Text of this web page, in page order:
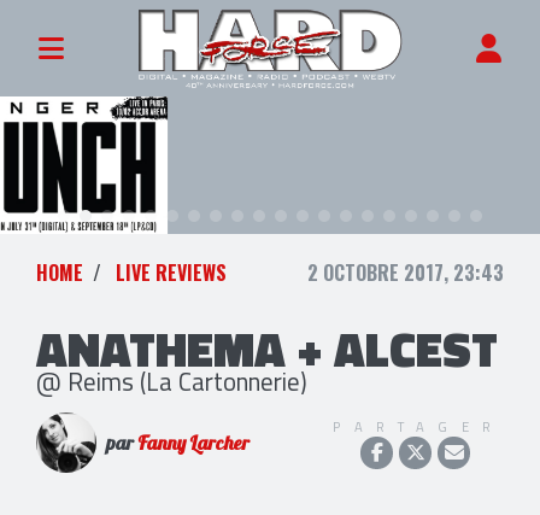
HOME LIVE REVIEWS 2 OCTOBRE 2017, 23:43
ANATHEMA + ALCEST
@ Reims (La Cartonnerie)
parFanny Larcher
PARTAGER